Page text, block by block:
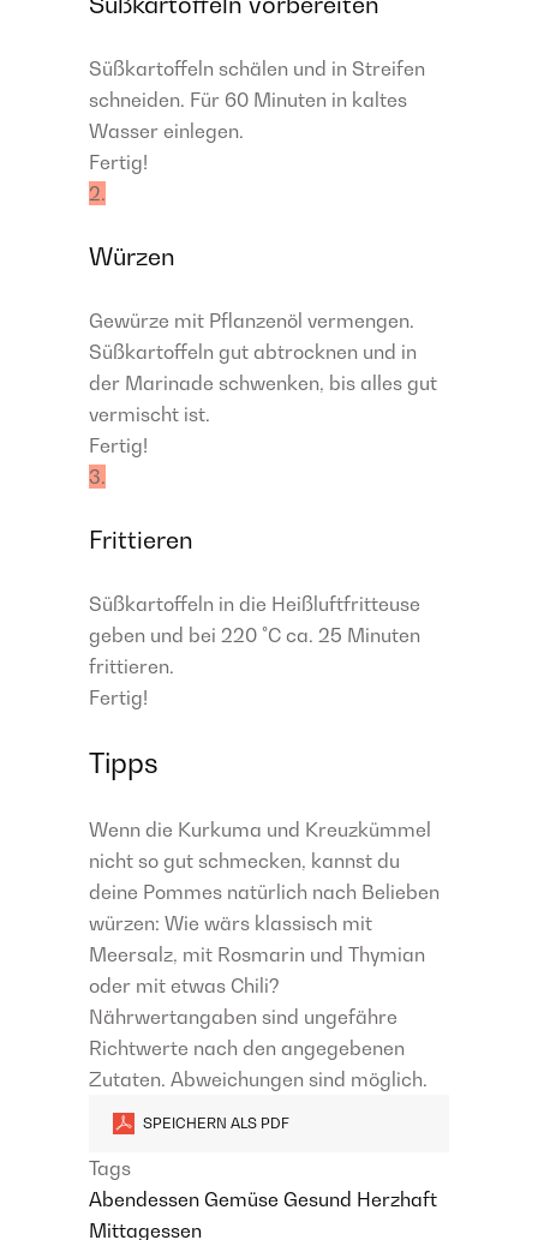
Süßkartoffeln schälen und in Streifen
schneiden. Für 60 Minuten in kaltes
Wasser einlegen.
Fertig!
2.
Würzen
Gewürze mit Pflanzenöl vermengen.
Süßkartoffeln gut abtrocknen und in
der Marinade schwenken, bis alles gut
vermischt ist.
Fertig!
3.
Frittieren
Süßkartoffeln in die Heißluftfritteuse
geben und bei 220 °C ca. 25 Minuten
frittieren.
Fertig!
Tipps
Wenn die Kurkuma und Kreuzkümmel
nicht so gut schmecken, kannst du
deine Pommes natürlich nach Belieben
würzen: Wie wärs klassisch mit
Meersalz, mit Rosmarin und Thymian
oder mit etwas Chili?
Nährwertangaben sind ungefähre
Richtwerte nach den angegebenen
Zutaten. Abweichungen sind möglich.
SPEICHERN ALS PDF
Tags
Abendessen Gemüse Gesund Herzhaft
Mittagessen